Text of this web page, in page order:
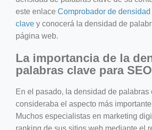
este enlace Comprobador de
clave y conocerá la densidad de
página web.
La importancia de la
palabras clave para SEO
En el pasado, la densidad de palabras
consideraba el aspecto más
Muchos especialistas en marketing